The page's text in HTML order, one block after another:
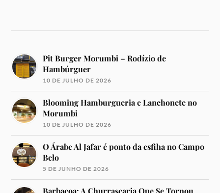
Pit Burger Morumbi – Rodízio de
Hambúrguer
10 DE JULHO DE 2026
Blooming Hamburgueria e Lanchonete no
Morumbi
10 DE JULHO DE 2026
O Árabe Al Jafar é ponto da esfiha no Campo
Belo
5 DE JUNHO DE 2026
Barbacoa: A Churrascaria Que Se Tornou